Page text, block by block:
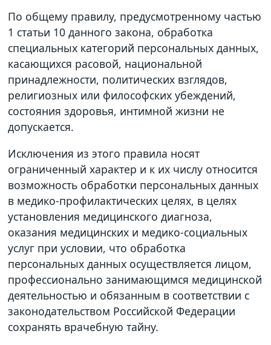
По общему правилу, предусмотренному частью
1 статьи 10 данного закона, обработка
специальных категорий персональных данных,
касающихся расовой, национальной
принадлежности, политических взглядов,
религиозных или философских убеждений,
состояния здоровья, интимной жизни не
допускается.
Исключения из этого правила носят
ограниченный характер и к их числу относится
возможность обработки персональных данных
в медико-профилактических целях, в целях
установления медицинского диагноза,
оказания медицинских и медико-социальных
услуг при условии, что обработка
персональных данных осуществляется лицом,
профессионально занимающимся медицинской
деятельностью и обязанным в соответствии с
законодательством Российской Федерации
сохранять врачебную тайну.